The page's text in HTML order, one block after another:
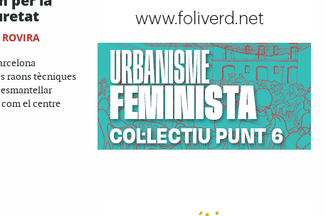
raons tècniques
el centre